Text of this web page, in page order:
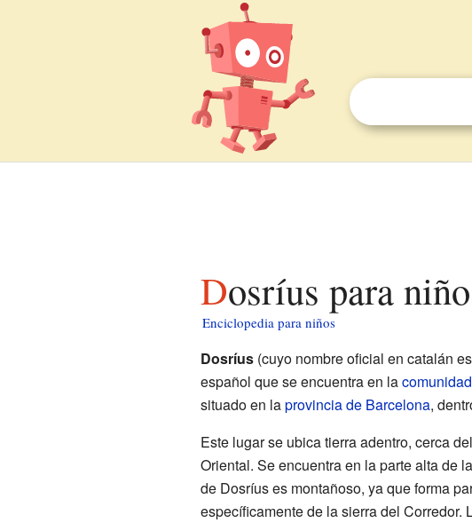
Dosríus para
Enciclopedia para niños
Dosríus(cuyo nombre oficial en catalán
español que se encuentra en la
situado en laprovincia de Barcelona,
Este lugar se ubica tierra adentro, cerca
Oriental. Se encuentra en la parte alta de
de Dosríus es montañoso, ya que forma
específicamente de la sierra del Corredor.